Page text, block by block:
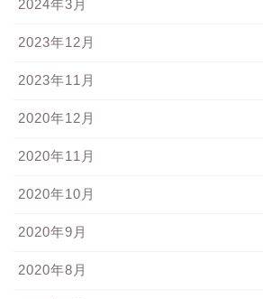
2024年3月
2023年12月
2023年11月
2020年12月
2020年11月
2020年10月
2020年9月
2020年8月